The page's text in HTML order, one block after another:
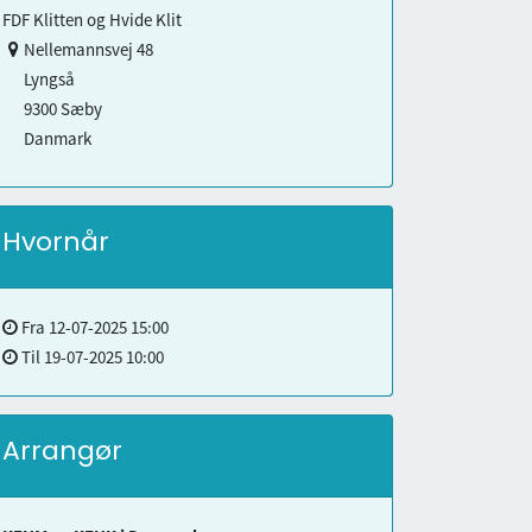
FDF Klitten og Hvide Klit
Nellemannsvej 48
Lyngså
9300 Sæby
Danmark
Hvornår
Fra 12-07-2025 15:00
Til 19-07-2025 10:00
Arrangør